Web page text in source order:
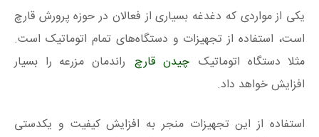
یکی از مواردی که دغدغه بسیاری از فعالان در حوزه پرورش قارچ
است، استفاده از تجهیزات و دستگاه‌های تمام اتوماتیک است.
مثلا دستگاه اتوماتیک چیدن قارچ راندمان مزرعه را بسیار
افزایش خواهد داد.
استفاده از این تجهیزات منجر به افزایش کیفیت و یکدستی